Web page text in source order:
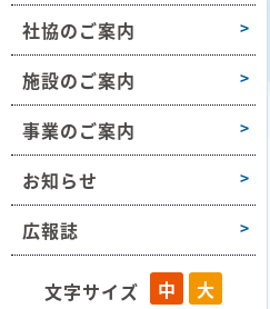
社協のご案内
施設のご案内
4学区
5学区
山
浦
事業のご案内
護保険サービス
がい福祉サービス
金活動
お知らせ
広報誌
文字サイズ 中 大